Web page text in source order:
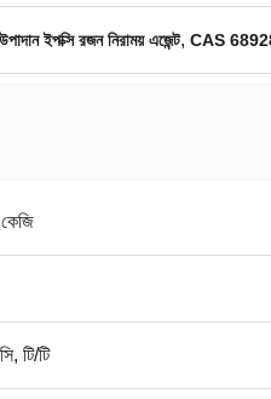
ইপক্সি রজন নিরাময় এজেন্ট, CAS
টি/টি